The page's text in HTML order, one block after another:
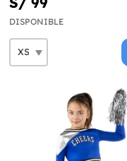
DISPONIBLE